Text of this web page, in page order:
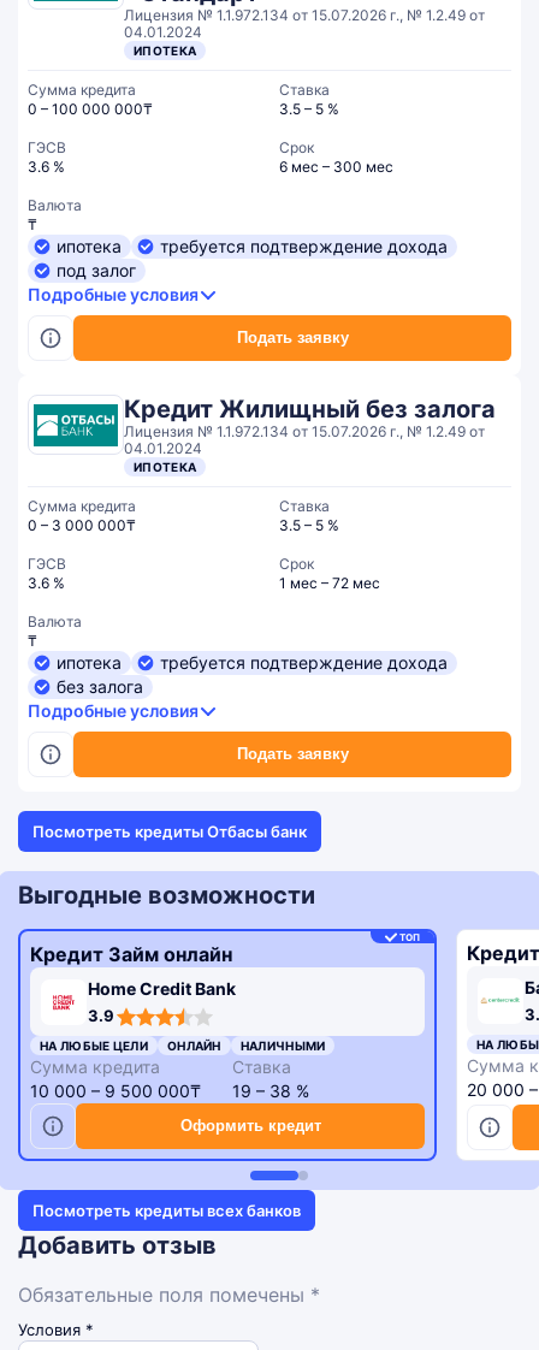
Лицензия № 1.1.972.134 от 15.07.2026 г., № 1.2.49 от
04.01.2024
ИПОТЕКА
Подать заявку
Сумма кредита
0 – 100 000 000₸
Ставка
3.5 – 5 %
ГЭСВ
3.6 %
Срок
6 мес – 300 мес
Валюта
₸
ипотека
требуется подтверждение дохода
под залог
Подробные условия
Кредит Жилищный без залога
Лицензия № 1.1.972.134 от 15.07.2026 г., № 1.2.49 от
04.01.2024
ИПОТЕКА
Подать заявку
Сумма кредита
0 – 3 000 000₸
Ставка
3.5 – 5 %
ГЭСВ
3.6 %
Срок
1 мес – 72 мес
Валюта
₸
ипотека
требуется подтверждение дохода
без залога
Подробные условия
Посмотреть кредиты Отбасы банк
Выгодные возможности
ТОП
Кредит Займ онлайн
Home Credit Bank
3.9
rating
НА ЛЮБЫЕ ЦЕЛИ ОНЛАЙН НАЛИЧНЫМИ
Сумма кредита
10 000 – 9 500 000₸
Ставка
19 – 38 %
Оформить кредит
НА
Сумма
20 000
Посмотреть кредиты всех банков
Добавить отзыв
Обязательные поля помечены *
Условия *